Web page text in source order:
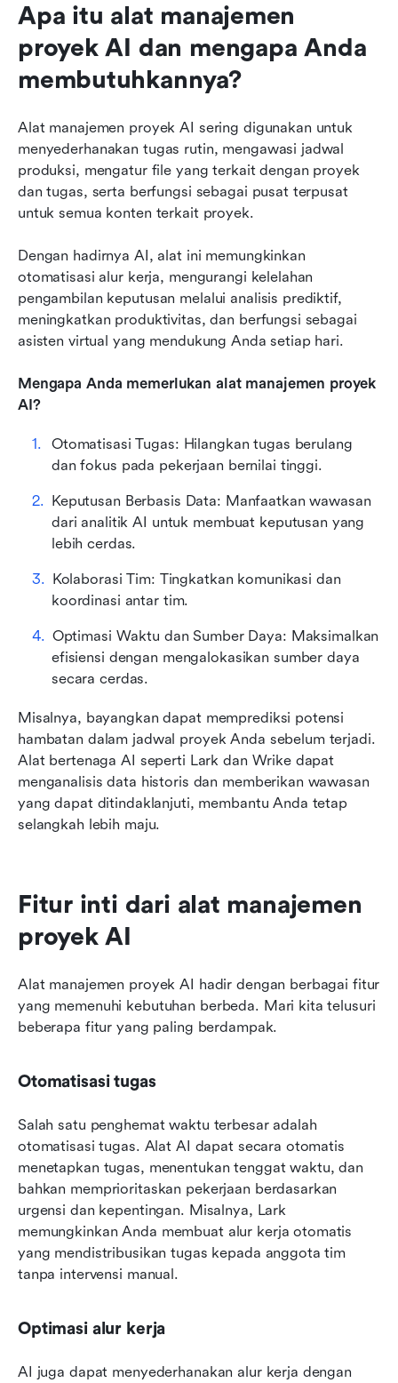
Apa itu alat manajemen
proyek AI dan mengapa Anda
membutuhkannya?
Alat manajemen proyek AI sering digunakan untuk
menyederhanakan tugas rutin, mengawasi jadwal
produksi, mengatur file yang terkait dengan proyek
dan tugas, serta berfungsi sebagai pusat terpusat
untuk semua konten terkait proyek.
Dengan hadirnya AI, alat ini memungkinkan
otomatisasi alur kerja, mengurangi kelelahan
pengambilan keputusan melalui analisis prediktif,
meningkatkan produktivitas, dan berfungsi sebagai
asisten virtual yang mendukung Anda setiap hari.
Mengapa Anda memerlukan alat manajemen proyek
AI?
Otomatisasi Tugas: Hilangkan tugas berulang
dan fokus pada pekerjaan bernilai tinggi.
Keputusan Berbasis Data: Manfaatkan wawasan
dari analitik AI untuk membuat keputusan yang
lebih cerdas.
Kolaborasi Tim: Tingkatkan komunikasi dan
koordinasi antar tim.
Optimasi Waktu dan Sumber Daya: Maksimalkan
efisiensi dengan mengalokasikan sumber daya
secara cerdas.
Misalnya, bayangkan dapat memprediksi potensi
hambatan dalam jadwal proyek Anda sebelum terjadi.
Alat bertenaga AI seperti Lark dan Wrike dapat
menganalisis data historis dan memberikan wawasan
yang dapat ditindaklanjuti, membantu Anda tetap
selangkah lebih maju.
Fitur inti dari alat manajemen
proyek AI
Alat manajemen proyek AI hadir dengan berbagai fitur
yang memenuhi kebutuhan berbeda. Mari kita telusuri
beberapa fitur yang paling berdampak.
Otomatisasi tugas
Salah satu penghemat waktu terbesar adalah
otomatisasi tugas. Alat AI dapat secara otomatis
menetapkan tugas, menentukan tenggat waktu, dan
bahkan memprioritaskan pekerjaan berdasarkan
urgensi dan kepentingan. Misalnya, Lark
memungkinkan Anda membuat alur kerja otomatis
yang mendistribusikan tugas kepada anggota tim
tanpa intervensi manual.
Optimasi alur kerja
AI juga dapat menyederhanakan alur kerja dengan